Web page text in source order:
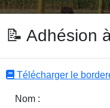
SHPP
Editeurs
📝 Adhésion
Télécharger le
Nom :